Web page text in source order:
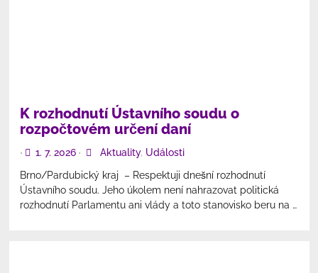
K rozhodnutí Ústavního soudu o
rozpočtovém určení daní
• 1. 7. 2026 • Aktuality, Události
Brno/Pardubický kraj – Respektuji dnešní rozhodnutí
Ústavního soudu. Jeho úkolem není nahrazovat politická
rozhodnutí Parlamentu ani vlády a toto stanovisko beru na …